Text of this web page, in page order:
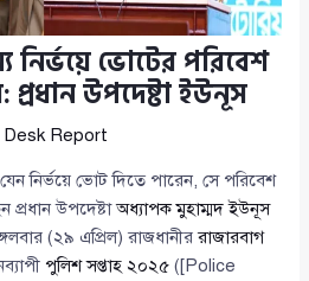
নির্ভয়ে ভোটের পরিবেশ
উপদেষ্টা ইউনূস
Desk Report
নির্ভয়ে ভোট দিতে পারেন, সে পরিবেশ
প্রধান উপদেষ্টাঅধ্যাপক মুহাম্মদ ইউনূস
(২৯ এপ্রিল) রাজধানীররাজারবাগ
পুলিশ সপ্তাহ ২০২৫ ([Police